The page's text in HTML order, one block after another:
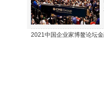
2021中国企业家博鳌论坛